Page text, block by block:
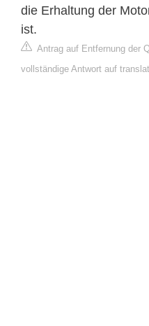
die Erhaltung der
ist.
Antrag auf Entfernung der
vollständige Antwort auf